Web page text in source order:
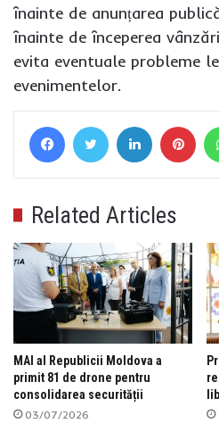
înainte de anunțarea
înainte de începerea
evita eventuale probleme
evenimentelor.
FacebookTwitter LinkedIn
Related Articles
MAI al Republicii Moldova a
primit 81 de drone pentru
consolidarea securității
03/07/2026